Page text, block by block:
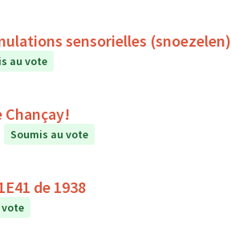
sensorielles (snoezelen)
au vote
Chançay!
Soumis au vote
de 1938
vote